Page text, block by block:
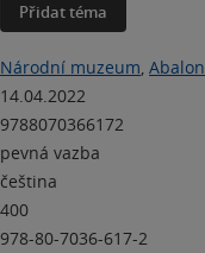
Přidat téma
Národní muzeum, Abalon
14.04.2022
9788070366172
pevná vazba
čeština
400
978-80-7036-617-2